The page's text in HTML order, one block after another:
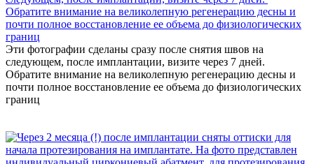
Эти фотографии сделаны сразу после снятия швов на
следующем, после имплантации, визите через 7 дней.
Обратите внимание на великолепную регенерацию десны и
почти полное восстановление ее объема до физиологических
границ